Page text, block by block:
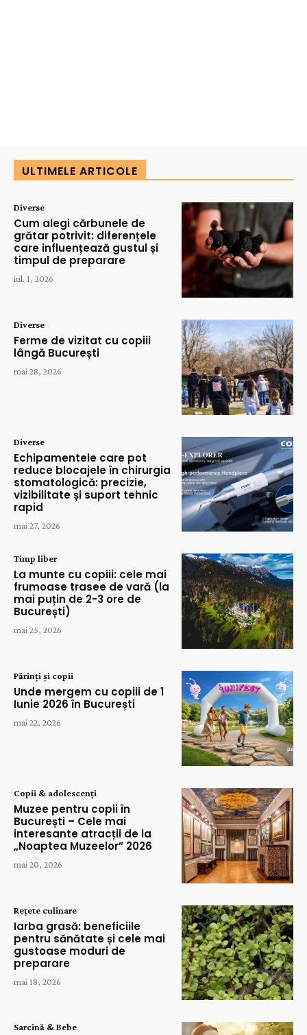
ULTIMELE ARTICOLE
Diverse
Cum alegi cărbunele de
grătar potrivit: diferențele
care influențează gustul și
timpul de preparare
iul. 1, 2026
Diverse
Ferme de vizitat cu copiii
lângă București
mai 28, 2026
Diverse
Echipamentele care pot
reduce blocajele în chirurgia
stomatologică: precizie,
vizibilitate și suport tehnic
rapid
mai 27, 2026
Timp liber
La munte cu copiii: cele mai
frumoase trasee de vară (la
mai puțin de 2-3 ore de
București)
mai 25, 2026
Părinți și copii
Unde mergem cu copiii de 1
Iunie 2026 în București
mai 22, 2026
Copii & adolescenți
Muzee pentru copii în
București – Cele mai
interesante atracții de la
„Noaptea Muzeelor” 2026
mai 20, 2026
Rețete culinare
Iarba grasă: beneficiile
pentru sănătate și cele mai
gustoase moduri de
preparare
mai 18, 2026
Sarcină & Bebe